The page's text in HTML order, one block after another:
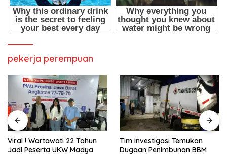
pekerja perempuan
Tim Investigasi Temukan
Dugaan Penimbunan BBM
Pani Gold Mine Ajak Pelajar
Marisa Jaga Kelestarian